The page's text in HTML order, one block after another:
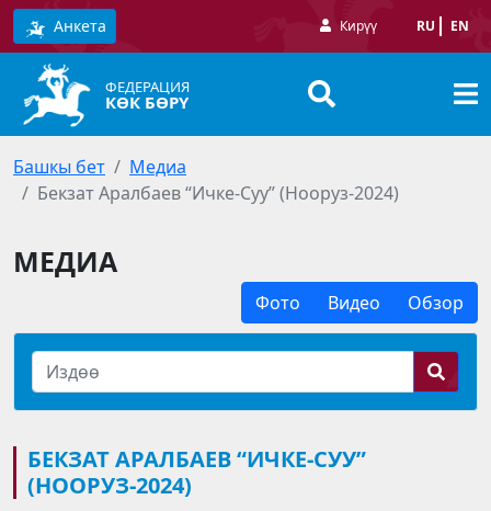
Анкета Кирүү RU EN
ФЕДЕРАЦИЯ
КӨК БӨРҮ
Башкы бет
Медиа
Бекзат Аралбаев “Ичке-Суу” (Нооруз-2024)
МЕДИА
Фото Видео Обзор
БЕКЗАТ АРАЛБАЕВ “ИЧКЕ-СУУ”
(НООРУЗ-2024)